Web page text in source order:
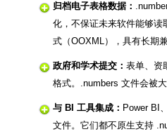
归档电子表格数据：
化，不保证未来软件能够
式（OOXML），具有长期
政府和学术提交： 表单、资
格式。.numbers 文件会被
与 BI 工具集成： Power BI
文件。它们都不原生支持